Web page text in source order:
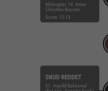
Målvogter: 14. Anne
Christine Bossen
Score: 12-13
SKUD REDDET
21. Ingvild Bakkerud